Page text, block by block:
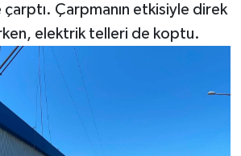
Çarpmanın etkisiyle direk
elektrik telleri de koptu.